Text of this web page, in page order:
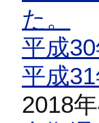
た。
平成
平成
2018